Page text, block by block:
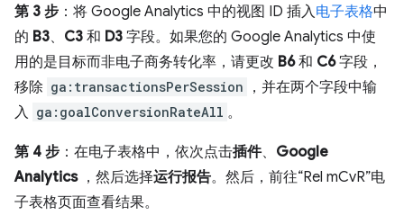
第 3 步 ：将 Google Analytics 中的视图 ID 插入电子表格中
的 B3、 C3 和 D3 字段。如果您的 Google Analytics 中使
用的是目标而非电子商务转化率，请更改 B6和 C6字段，
移除 ga:transactionsPerSession
，并在两个字段中输
入 ga:goalConversionRateAll 。
第 4 步 ：在电子表格中，依次点击插件、 Google
Analytics ，然后选择运行报告。然后，前往“Rel mCvR”电
子表格页面查看结果。